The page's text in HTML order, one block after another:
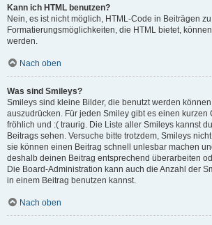
Kann ich HTML benutzen?
Nein, es ist nicht möglich, HTML-Code in Beiträgen
Formatierungsmöglichkeiten, die HTML bietet,
werden.
Nach oben
Was sind Smileys?
Smileys sind kleine Bilder, die benutzt werden
auszudrücken. Für jeden Smiley gibt es einen kurzen
fröhlich und :( traurig. Die Liste aller Smileys kannst
Beitrags sehen. Versuche bitte trotzdem, Smileys
sie können einen Beitrag schnell unlesbar machen
deshalb deinen Beitrag entsprechend überarbeiten
Die Board-Administration kann auch die Anzahl der
in einem Beitrag benutzen kannst.
Nach oben